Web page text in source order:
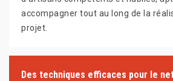
accompagner tout au long de la
projet.
Des techniques efficaces pour le